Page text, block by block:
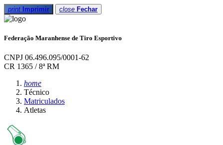
print Imprimir close Fechar
Federação Maranhense de Tiro Esportivo
CNPJ 06.496.095/0001-62
CR 1365 / 8ª RM
home
Técnico
Matriculados
Atletas